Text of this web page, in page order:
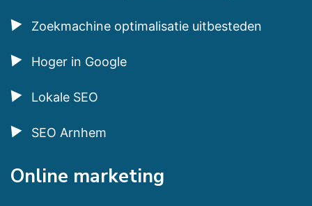
Zoekmachine optimalisatie uitbesteden
Hoger in Google
Lokale SEO
SEO Arnhem
Online marketing